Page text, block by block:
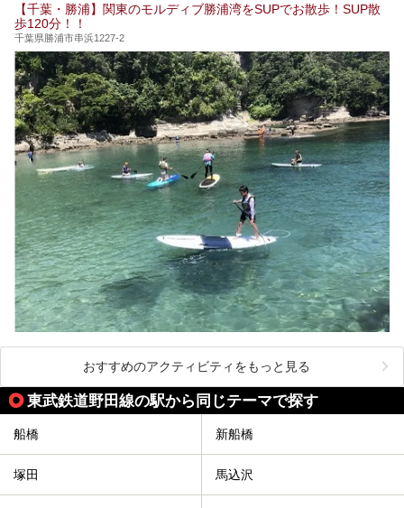
【千葉・勝浦】関東のモルディブ勝浦湾をSUPでお散歩！SUP散
歩120分！！
千葉県勝浦市串浜1227-2
おすすめのアクティビティをもっと見る
東武鉄道野田線の駅から同じテーマで探す
船橋 新船橋
塚田 馬込沢